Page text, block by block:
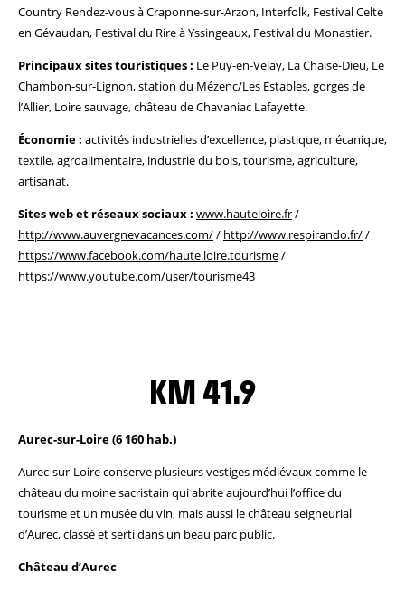
Country Rendez-vous à Craponne-sur-Arzon, Interfolk, Festival Celte
en Gévaudan, Festival du Rire à Yssingeaux, Festival du Monastier.
Principaux sites touristiques : Le Puy-en-Velay, La Chaise-Dieu, Le
Chambon-sur-Lignon, station du Mézenc/Les Estables, gorges de
l’Allier, Loire sauvage, château de Chavaniac Lafayette.
Économie : activités industrielles d’excellence, plastique, mécanique,
textile, agroalimentaire, industrie du bois, tourisme, agriculture,
artisanat.
Sites web et réseaux sociaux : www.hauteloire.fr/
http://www.auvergnevacances.com// http://www.respirando.fr//
https://www.facebook.com/haute.loire.tourisme/
https://www.youtube.com/user/tourisme43
KM 41.9
Aurec-sur-Loire (6 160 hab.)
Aurec-sur-Loire conserve plusieurs vestiges médiévaux comme le
château du moine sacristain qui abrite aujourd’hui l’office du
tourisme et un musée du vin, mais aussi le château seigneurial
d’Aurec, classé et serti dans un beau parc public.
Château d’Aurec